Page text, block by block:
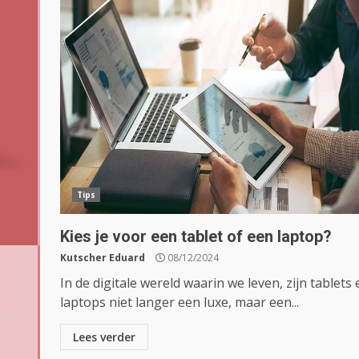
Tips
Kies je voor een tablet of een laptop?
Kutscher Eduard 08/12/2024
In de digitale wereld waarin we leven, zijn tablets
laptops niet langer een luxe, maar een...
Lees verder